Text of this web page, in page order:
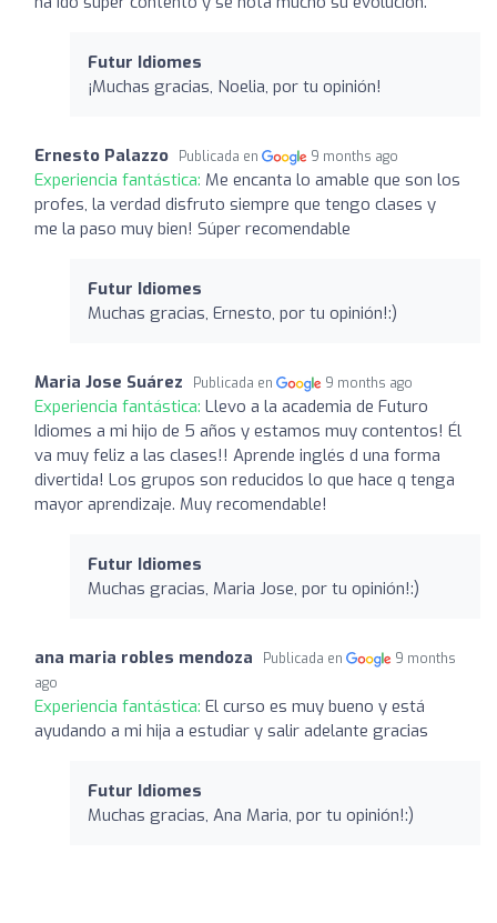
Futur Idiomes
¡Muchas gracias, Noelia, por tu opinión!
Ernesto Palazzo Publicada en 9 months ago
Experiencia fantástica: Me encanta lo amable que son los
profes, la verdad disfruto siempre que tengo clases y
me la paso muy bien! Súper recomendable
Futur Idiomes
Muchas gracias, Ernesto, por tu opinión!:)
Maria Jose Suárez Publicada en 9 months ago
Experiencia fantástica: Llevo a la academia de Futuro
Idiomes a mi hijo de 5 años y estamos muy contentos! Él
va muy feliz a las clases!! Aprende inglés d una forma
divertida! Los grupos son reducidos lo que hace q tenga
mayor aprendizaje. Muy recomendable!
Futur Idiomes
Muchas gracias, Maria Jose, por tu opinión!:)
ana maria robles mendoza Publicada en
9 months
ago
Experiencia fantástica: El curso es muy bueno y está
ayudando a mi hija a estudiar y salir adelante gracias
Futur Idiomes
Muchas gracias, Ana Maria, por tu opinión!:)